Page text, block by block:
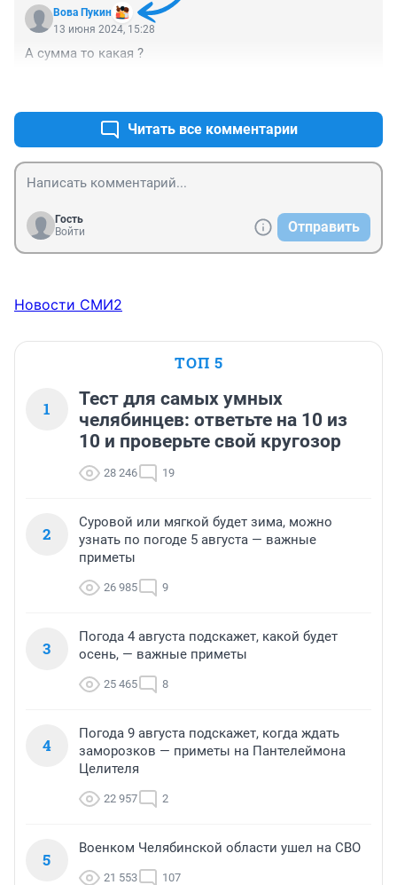
классе и в школе. Запись каждый день сб школы
перезапись и год хранения в сервер сб.
Вова Пукин
13 июня 2024, 15:28
А сумма то какая ?
Читать все комментарии
Гость
Войти
Отправить
Новости СМИ2
ТОП 5
1
Тест для самых умных
челябинцев: ответьте на 10 из
10 и проверьте свой кругозор
28 246 19
2
Суровой или мягкой будет зима, можно
узнать по погоде 5 августа — важные
приметы
26 985 9
3
Погода 4 августа подскажет, какой будет
осень, — важные приметы
25 465 8
4
Погода 9 августа подскажет, когда ждать
заморозков — приметы на Пантелеймона
Целителя
22 957 2
5
Военком Челябинской области ушел на СВО
21 553 107